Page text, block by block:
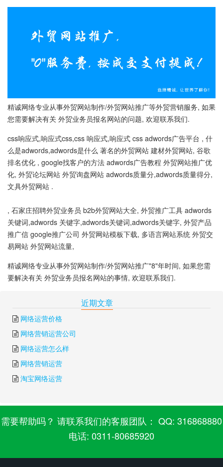
精诚网络专业从事外贸网站制作/外贸网站推广等外贸营销服务, 如果
您需要解决有关 外贸业务员报名网站的问题, 欢迎联系我们.
css响应式,响应式css,css 响应式,响应式 css adwords广告平台 , 什
么是adwords,adwords是什么 著名的外贸网站 建材外贸网站, 谷歌
排名优化 , google找客户的方法 adwords广告教程 外贸网站推广优
化, 外贸论坛网站 外贸询盘网站 adwords质量分,adwords质量得分,
文具外贸网站 .
, 石家庄招聘外贸业务员 b2b外贸网站大全, 外贸推广工具 adwords
关键词,adwords 关键字,adwords关键词,adwords关键字, 外贸产品
推广信 google推广公司 外贸网站模板下载, 多语言网站系统 外贸交
易网站 外贸网站流量,
精诚网络专业从事外贸网站制作/外贸网站推广"8"年时间, 如果您需
要解决有关 外贸业务员报名网站的事情, 欢迎联系我们.
近期文章
网络运营价格
网络营销运营公司
网络运营怎么样
网络营销运营
淘宝网络运营
需要帮助吗？ 请联系我们的客服团队： QQ: 316868880
电话: 0311-80685920